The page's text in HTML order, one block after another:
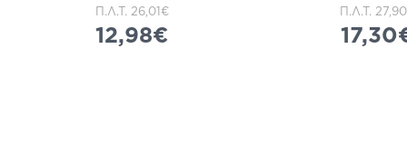
Π.Λ.Τ. 26,01€
12,98€
Π.Λ.Τ.